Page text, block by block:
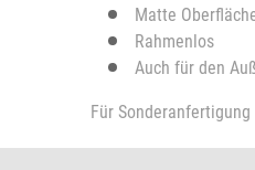
Matte
Rahmenlos
Auch für den
Für